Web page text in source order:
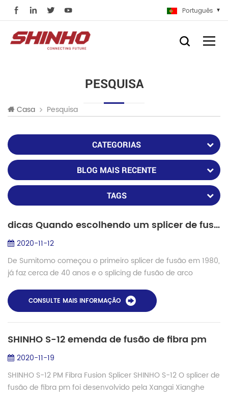
Português
PESQUISA
Casa Pesquisa
CATEGORIAS
BLOG MAIS RECENTE
TAGS
dicas Quando escolhendo um splicer de fusão
2020-11-12
De Sumitomo começou o primeiro splicer de fusão em 1980,
já faz cerca de 40 anos e o splicing de fusão de arco
de fibra modernas e FTTH. (Fibra pa...
CONSULTE MAIS INFORMAÇÃO
SHINHO S-12 emenda de fusão de fibra pm
2020-11-19
SHINHO S-12 PM Fibra Fusion Splicer SHINHO S-12 O splicer de
fusão de fibra pm foi desenvolvido pela Xangai Xianghe